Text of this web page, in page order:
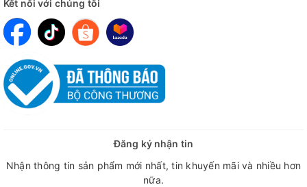
Kết nối với chúng tôi
Đăng ký nhận tin
Nhận thông tin sản phẩm mới nhất, tin khuyến mãi và nhiều hơn
nữa.